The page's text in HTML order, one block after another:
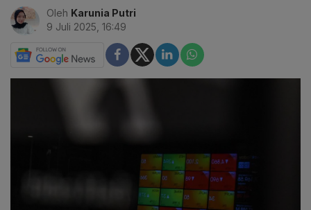
Oleh Karunia Putri
9 Juli 2025, 16:49